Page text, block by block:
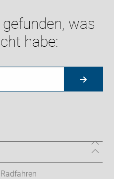
was
habe: